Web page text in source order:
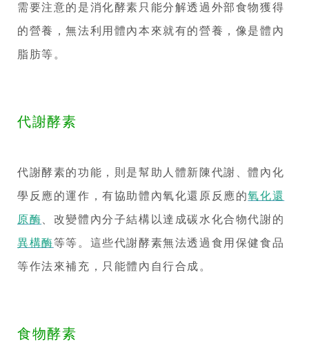
需要注意的是消化酵素只能分解透過外部食物獲得
的營養，無法利用體內本來就有的營養，像是體內
脂肪等。
代謝酵素
代謝酵素的功能，則是幫助人體新陳代謝、體內化
學反應的運作，有協助體內氧化還原反應的氧化還
原酶 、改變體內分子結構以達成碳水化合物代謝的
異構酶等等。這些代謝酵素無法透過食用保健食品
等作法來補充，只能體內自行合成。
食物酵素